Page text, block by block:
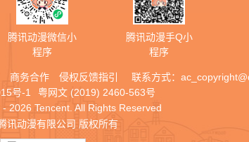
腾讯动漫微信小
程序
腾讯动漫手Q小
程序
商务合作 侵权反馈指引 联系方式：
号-1
粤网文 (2019) 2460-563号
- 2026 Tencent. All Rights Reserved
讯动漫有限公司 版权所有